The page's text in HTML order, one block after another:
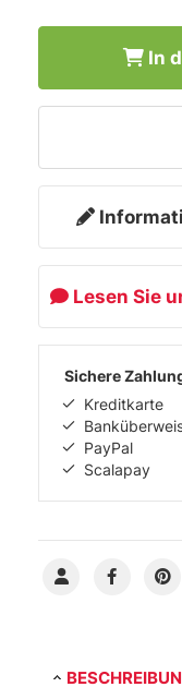
In
Lesen Sie
Sichere
Kreditkarte
PayPal
Scalapay